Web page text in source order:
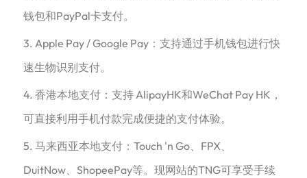
钱包和PayPal卡支付。
3. Apple Pay / Google Pay：支持通过手机钱包进行快
速生物识别支付。
4. 香港本地支付：支持 AlipayHK和WeChat Pay HK，
可直接利用手机付款完成便捷的支付体验。
5. 马来西亚本地支付：Touch 'n Go、FPX、
DuitNow、ShopeePay等。现网站的TNG可享受手续